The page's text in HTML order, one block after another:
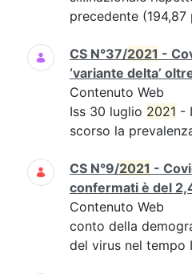
precedente
CS N°37/2021 -
‘variante delta’
Contenuto Web
Iss 30 luglio 2021 -
scorso la
CS N°9/2021 -
confermati è del
Contenuto Web
conto della
del virus nel tempo